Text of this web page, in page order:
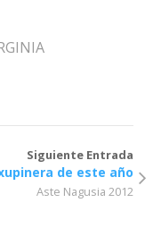
Siguiente Entrada
de este año
Aste Nagusia 2012